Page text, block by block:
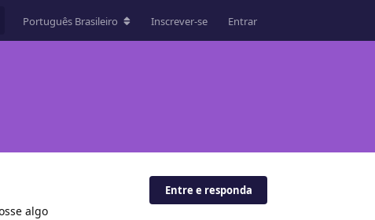
Português Brasileiro Inscrever-se Entrar
Entre e responda
algo